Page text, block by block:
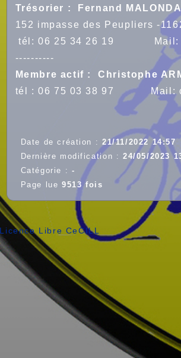
Trésorier : Fernand
152 impasse des Peupliers -
tél: 06 25 34 26 19
----------
Membre actif :
Christophe
tél : 06 75 03 38 97 Mail:
Date de création : 21/11/2022 14:57
Dernière modification : 24/05/2023
Catégorie : -
Page lue 9513 fois
Libre CeCILL